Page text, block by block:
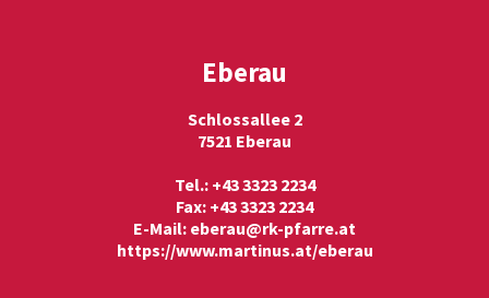
Eberau
Schlossallee 2
7521 Eberau
Tel.: +43 3323 2234
Fax: +43 3323 2234
E-Mail: eberau@rk-pfarre.at
https://www.martinus.at/eberau